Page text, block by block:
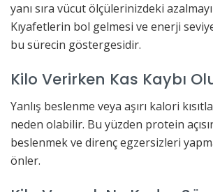
yanı sıra vücut ölçülerinizdeki
Kıyafetlerin bol gelmesi ve enerji
bu sürecin göstergesidir.
Kilo Verirken Kas Kaybı
Yanlış beslenme veya aşırı kalori
neden olabilir. Bu yüzden protein
beslenmek ve direnç egzersizleri
önler.